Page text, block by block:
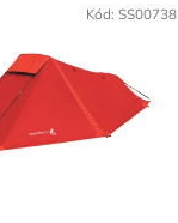
Kód: SS00738